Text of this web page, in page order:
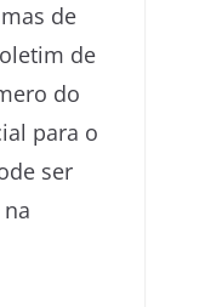
de
de
do
para o
ser